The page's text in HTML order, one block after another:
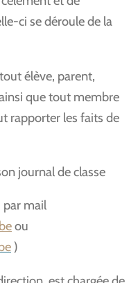
ci se déroule de la
élève, parent,
que tout membre
rapporter les faits de
journal de classe
par mail
ou
)